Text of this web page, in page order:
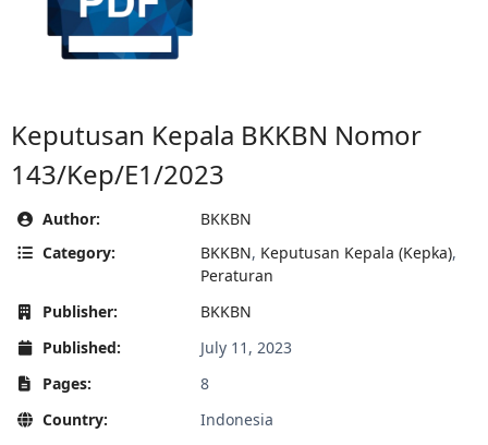
Keputusan Kepala BKKBN Nomor
143/Kep/E1/2023
Author:
BKKBN
Category:
BKKBN, Keputusan Kepala (Kepka),
Peraturan
Publisher:
BKKBN
Published:
July 11, 2023
Pages:
8
Country:
Indonesia